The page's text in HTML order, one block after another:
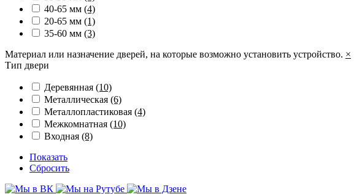
40-65 мм (4)
20-65 мм (1)
35-60 мм (3)
Материал или назначение дверей, на которые возможно установить устройство. ×
Тип двери
Деревянная (10)
Металлическая (6)
Металлопластиковая (4)
Межкомнатная (10)
Входная (8)
Показать
Сбросить